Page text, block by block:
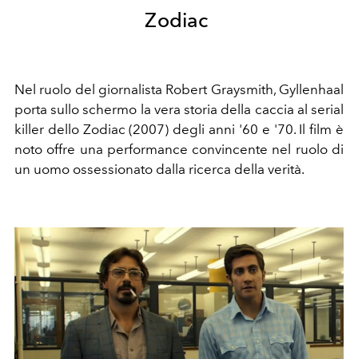
Zodiac
Nel ruolo del giornalista Robert Graysmith, Gyllenhaal
porta sullo schermo la vera storia della caccia al serial
killer dello Zodiac (2007) degli anni '60 e '70. Il film è
noto offre una performance convincente nel ruolo di
un uomo ossessionato dalla ricerca della verità.